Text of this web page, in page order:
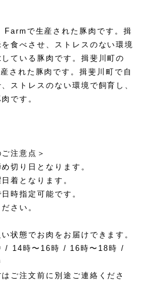
で生産された豚肉です。揖
食べさせ、ストレスのない環境
ている豚肉です。揖斐川町の
れた豚肉です。揖斐川町で自
ストレスのない環境で飼育し、
です。
注意点＞
切り日となります。
着となります。
時指定可能です。
さい。
状態でお肉をお届けできます。
/ 14時〜16時 / 16時〜18時 /
ご注文前に別途ご連絡くださ